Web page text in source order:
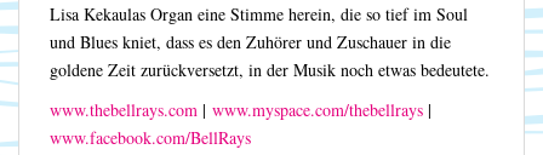
Lisa Kekaulas Organ eine Stimme herein, die so tief im Soul
und Blues kniet, dass es den Zuhörer und Zuschauer in die
goldene Zeit zurückversetzt, in der Musik noch etwas bedeutete.
www.thebellrays.com | www.myspace.com/thebellrays ‎ |
www.facebook.com/BellRays‎